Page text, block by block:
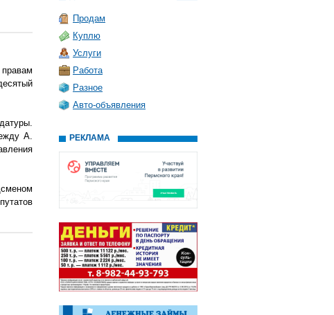
А.
Продам
Куплю
Услуги
Работа
Разное
Авто-объявления
РЕКЛАМА